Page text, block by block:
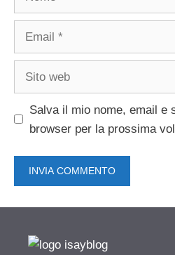
Salva il mio nome, email e
browser per la prossima